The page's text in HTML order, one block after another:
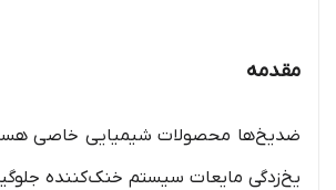
مقدمه
ضدیخ‌ها محصولات شیمیایی خاصی
یخ‌زدگی مایعات سیستم خنک‌کننده